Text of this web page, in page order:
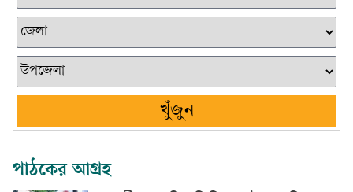
খুঁজুন
পাঠকের আগ্রহ